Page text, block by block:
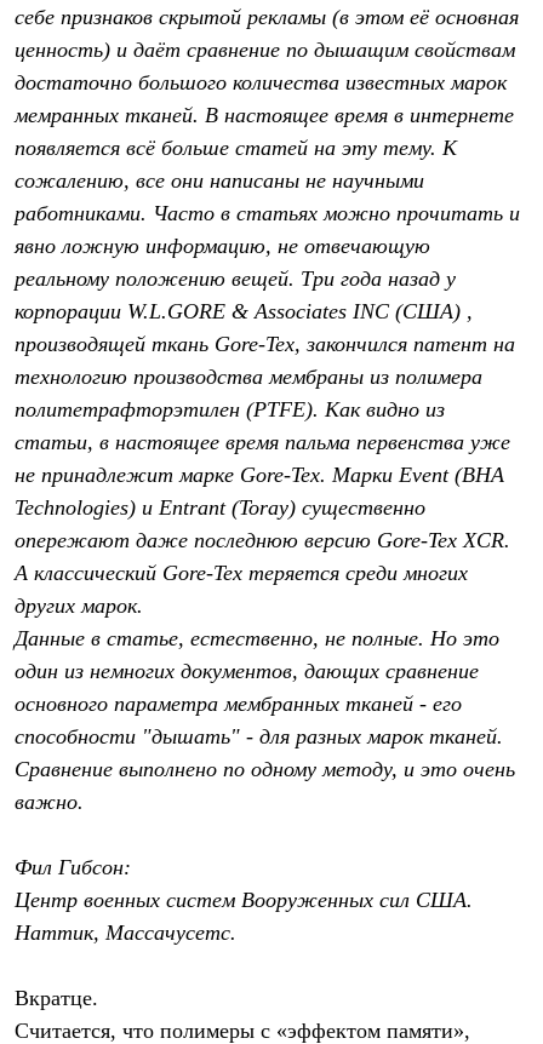
Среднее термобелье
Легкое термобелье
Лёгкая одежда
Футболки
Толстовки
Брюки
Женская одежда
Утепленная пухом
Куртки
Жилеты
Утепленная синтетикой
Брюки
Штормовая одежда
Куртки
Софтшелл одежда
Куртки
Брюки
Рубашки
Футболки
Толстовки
Брюки
Термобелье
Теплое термобелье
Среднее термобелье
Легкое термобелье
Флисовая одежда
Брюки
Детская одежда
Брюки
Комбинезоны
Куртки
Футболки
Толстовки
себе признаков скрытой рекламы (в этом её основная
ценность) и даёт сравнение по дышащим свойствам
достаточно большого количества известных марок
мемранных тканей. В настоящее время в интернете
появляется всё больше статей на эту тему. К
сожалению, все они написаны не научными
работниками. Часто в статьях можно прочитать и
явно ложную информацию, не отвечающую
реальному положению вещей. Три года назад у
корпорации W.L.GORE & Associates INC (США) ,
производящей ткань Gore-Tex, закончился патент на
технологию производства мембраны из полимера
политетрафторэтилен (PTFE). Как видно из
статьи, в настоящее время пальма первенства уже
не принадлежит марке Gore-Tex. Марки Event (BHA
Technologies) и Entrant (Toray) существенно
опережают даже последнюю версию Gore-Tex XCR.
А классический Gore-Tex теряется среди многих
других марок.
Данные в статье, естественно, не полные. Но это
один из немногих документов, дающих сравнение
основного параметра мембранных тканей - его
способности "дышать" - для разных марок тканей.
Сравнение выполнено по одному методу, и это очень
важно.
Фил Гибсон:
Центр военных систем Вооруженных сил США.
Наттик, Массачусетс.
Вкратце.
Считается, что полимеры с «эффектом памяти»,